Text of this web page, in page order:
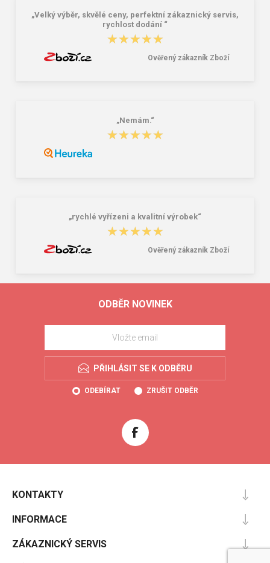
„Velký výběr, skvělé ceny, perfektní zákaznický servis,
rychlost dodání “
★★★★★
★★★★★
Ověřený zákazník Zboží
„Nemám.“
★★★★★
★★★★★
„rychlé vyřízeni a kvalitní výrobek“
★★★★★
★★★★★
Ověřený zákazník Zboží
ODBĚR NOVINEK
PŘIHLÁSIT SE K ODBĚRU
ODEBÍRAT ZRUŠIT ODBĚR
KONTAKTY
INFORMACE
ZÁKAZNICKÝ SERVIS